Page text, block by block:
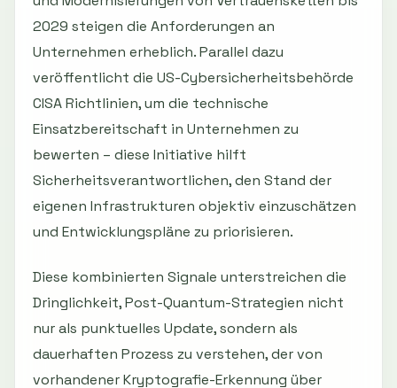
2029 steigen die Anforderungen an
Unternehmen erheblich. Parallel dazu
veröffentlicht die US-Cybersicherheitsbehörde
CISA Richtlinien, um die technische
Einsatzbereitschaft in Unternehmen zu
bewerten – diese Initiative hilft
Sicherheitsverantwortlichen, den Stand der
eigenen Infrastrukturen objektiv einzuschätzen
und Entwicklungspläne zu priorisieren.
Diese kombinierten Signale unterstreichen die
Dringlichkeit, Post-Quantum-Strategien nicht
nur als punktuelles Update, sondern als
dauerhaften Prozess zu verstehen, der von
vorhandener Kryptografie-Erkennung über